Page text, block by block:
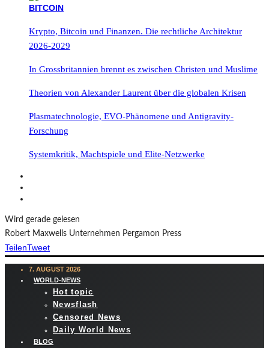
Krypto, Bitcoin und Finanzen. Die rechtliche Architektur
2026-2029
In Grossbritannien brennt es zwischen Christen und Muslime
Theorien von Alexander Laurent über die globalen Krisen
Plasmatechnologie, EVO-Phänomene und Antigravity-
Forschung
Systemkritik, Machtspiele und Elite-Netzwerke
Wird gerade gelesen
Robert Maxwells Unternehmen Pergamon Press
TeilenTweet
7. AUGUST 2026
WORLD-NEWS
Hot topic
Newsflash
Censored News
Daily World News
BLOG